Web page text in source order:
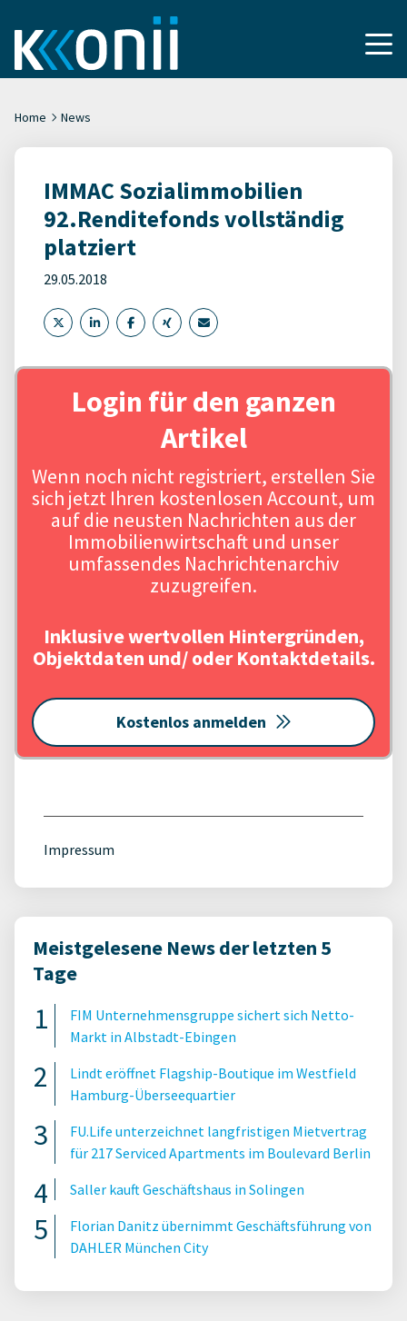
Home News
IMMAC Sozialimmobilien
92.Renditefonds vollständig
platziert
29.05.2018
Login für den ganzen
Artikel
Wenn noch nicht registriert, erstellen Sie
sich jetzt Ihren kostenlosen Account, um
auf die neusten Nachrichten aus der
Immobilienwirtschaft und unser
umfassendes Nachrichtenarchiv
zuzugreifen.
Inklusive wertvollen Hintergründen,
Objektdaten und/ oder Kontaktdetails.
Kostenlos anmelden
Impressum
Meistgelesene News der letzten 5
Tage
FIM Unternehmensgruppe sichert sich Netto-
Markt in Albstadt-Ebingen
Lindt eröffnet Flagship-Boutique im Westfield
Hamburg-Überseequartier
FU.Life unterzeichnet langfristigen Mietvertrag
für 217 Serviced Apartments im Boulevard Berlin
Saller kauft Geschäftshaus in Solingen
Florian Danitz übernimmt Geschäftsführung von
DAHLER München City